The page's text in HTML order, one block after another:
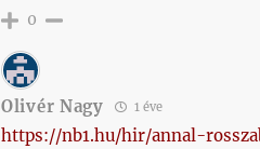
0
Olivér Nagy 1 éve
https://nb1.hu/hir/annal-